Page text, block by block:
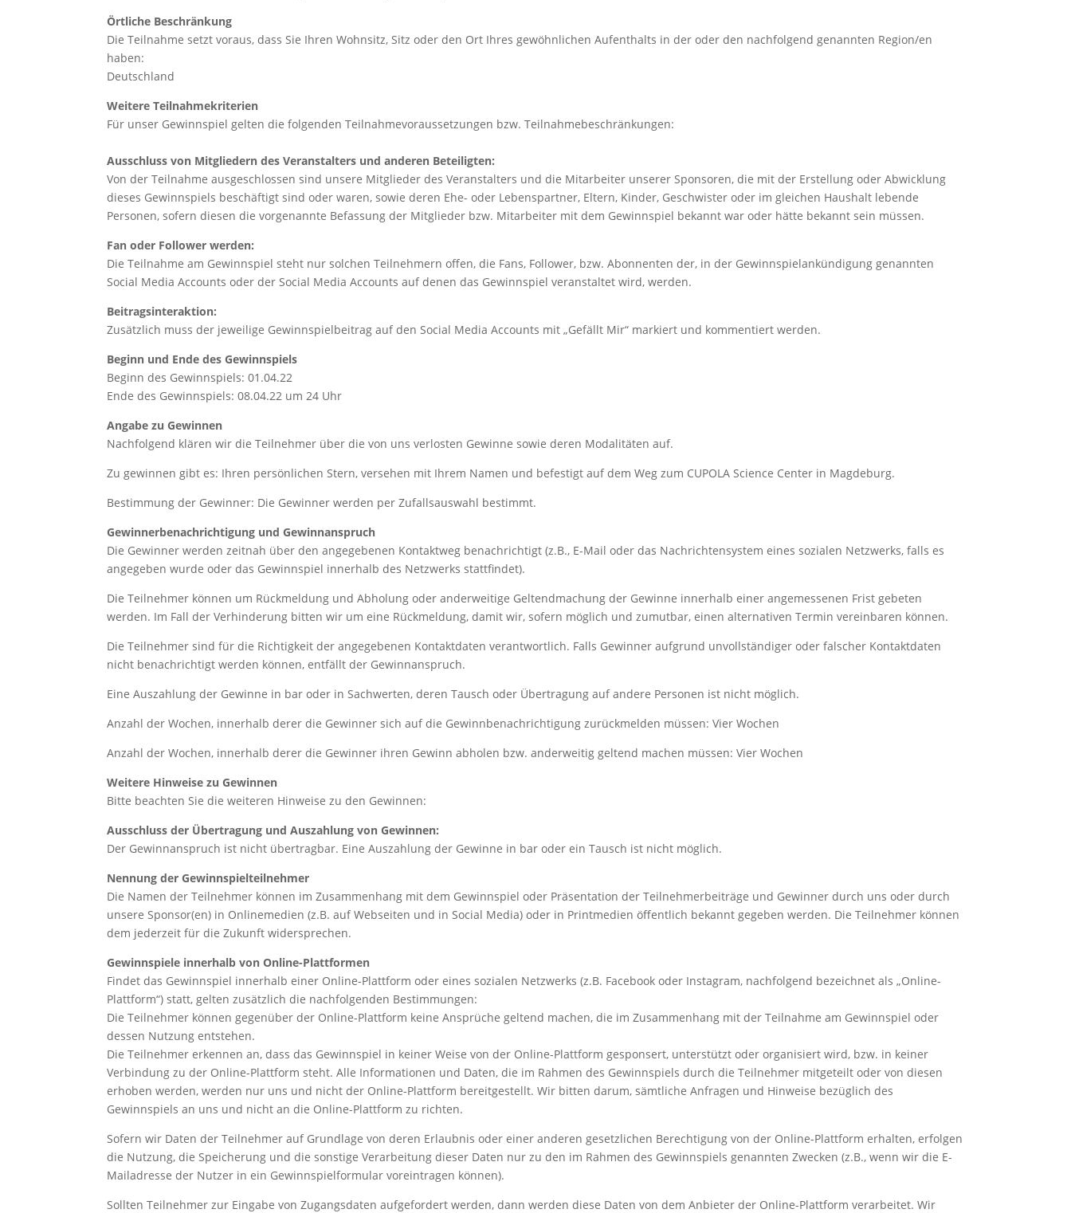
Örtliche Beschränkung
Die Teilnahme setzt voraus, dass Sie Ihren Wohnsitz, Sitz oder den Ort Ihres gewöhnlichen Aufenthalts in der oder den nachfolgend genannten Region/en
haben:
Deutschland
Weitere Teilnahmekriterien
Für unser Gewinnspiel gelten die folgenden Teilnahmevoraussetzungen bzw. Teilnahmebeschränkungen:
Ausschluss von Mitgliedern des Veranstalters und anderen Beteiligten:
Von der Teilnahme ausgeschlossen sind unsere Mitglieder des Veranstalters und die Mitarbeiter unserer Sponsoren, die mit der Erstellung oder Abwicklung
dieses Gewinnspiels beschäftigt sind oder waren, sowie deren Ehe- oder Lebenspartner, Eltern, Kinder, Geschwister oder im gleichen Haushalt lebende
Personen, sofern diesen die vorgenannte Befassung der Mitglieder bzw. Mitarbeiter mit dem Gewinnspiel bekannt war oder hätte bekannt sein müssen.
Fan oder Follower werden:
Die Teilnahme am Gewinnspiel steht nur solchen Teilnehmern offen, die Fans, Follower, bzw. Abonnenten der, in der Gewinnspielankündigung genannten
Social Media Accounts oder der Social Media Accounts auf denen das Gewinnspiel veranstaltet wird, werden.
Beitragsinteraktion:
Zusätzlich muss der jeweilige Gewinnspielbeitrag auf den Social Media Accounts mit „Gefällt Mir“ markiert und kommentiert werden.
Beginn und Ende des Gewinnspiels
Beginn des Gewinnspiels: 01.04.22
Ende des Gewinnspiels: 08.04.22 um 24 Uhr
Angabe zu Gewinnen
Nachfolgend klären wir die Teilnehmer über die von uns verlosten Gewinne sowie deren Modalitäten auf.
Zu gewinnen gibt es: Ihren persönlichen Stern, versehen mit Ihrem Namen und befestigt auf dem Weg zum CUPOLA Science Center in Magdeburg.
Bestimmung der Gewinner: Die Gewinner werden per Zufallsauswahl bestimmt.
Gewinnerbenachrichtigung und Gewinnanspruch
Die Gewinner werden zeitnah über den angegebenen Kontaktweg benachrichtigt (z.B., E-Mail oder das Nachrichtensystem eines sozialen Netzwerks, falls es
angegeben wurde oder das Gewinnspiel innerhalb des Netzwerks stattfindet).
Die Teilnehmer können um Rückmeldung und Abholung oder anderweitige Geltendmachung der Gewinne innerhalb einer angemessenen Frist gebeten
werden. Im Fall der Verhinderung bitten wir um eine Rückmeldung, damit wir, sofern möglich und zumutbar, einen alternativen Termin vereinbaren können.
Die Teilnehmer sind für die Richtigkeit der angegebenen Kontaktdaten verantwortlich. Falls Gewinner aufgrund unvollständiger oder falscher Kontaktdaten
nicht benachrichtigt werden können, entfällt der Gewinnanspruch.
Eine Auszahlung der Gewinne in bar oder in Sachwerten, deren Tausch oder Übertragung auf andere Personen ist nicht möglich.
Anzahl der Wochen, innerhalb derer die Gewinner sich auf die Gewinnbenachrichtigung zurückmelden müssen: Vier Wochen
Anzahl der Wochen, innerhalb derer die Gewinner ihren Gewinn abholen bzw. anderweitig geltend machen müssen: Vier Wochen
Weitere Hinweise zu Gewinnen
Bitte beachten Sie die weiteren Hinweise zu den Gewinnen:
Ausschluss der Übertragung und Auszahlung von Gewinnen:
Der Gewinnanspruch ist nicht übertragbar. Eine Auszahlung der Gewinne in bar oder ein Tausch ist nicht möglich.
Nennung der Gewinnspielteilnehmer
Die Namen der Teilnehmer können im Zusammenhang mit dem Gewinnspiel oder Präsentation der Teilnehmerbeiträge und Gewinner durch uns oder durch
unsere Sponsor(en) in Onlinemedien (z.B. auf Webseiten und in Social Media) oder in Printmedien öffentlich bekannt gegeben werden. Die Teilnehmer können
dem jederzeit für die Zukunft widersprechen.
Gewinnspiele innerhalb von Online-Plattformen
Findet das Gewinnspiel innerhalb einer Online-Plattform oder eines sozialen Netzwerks (z.B. Facebook oder Instagram, nachfolgend bezeichnet als „Online-
Plattform“) statt, gelten zusätzlich die nachfolgenden Bestimmungen:
Die Teilnehmer können gegenüber der Online-Plattform keine Ansprüche geltend machen, die im Zusammenhang mit der Teilnahme am Gewinnspiel oder
dessen Nutzung entstehen.
Die Teilnehmer erkennen an, dass das Gewinnspiel in keiner Weise von der Online-Plattform gesponsert, unterstützt oder organisiert wird, bzw. in keiner
Verbindung zu der Online-Plattform steht. Alle Informationen und Daten, die im Rahmen des Gewinnspiels durch die Teilnehmer mitgeteilt oder von diesen
erhoben werden, werden nur uns und nicht der Online-Plattform bereitgestellt. Wir bitten darum, sämtliche Anfragen und Hinweise bezüglich des
Gewinnspiels an uns und nicht an die Online-Plattform zu richten.
Sofern wir Daten der Teilnehmer auf Grundlage von deren Erlaubnis oder einer anderen gesetzlichen Berechtigung von der Online-Plattform erhalten, erfolgen
die Nutzung, die Speicherung und die sonstige Verarbeitung dieser Daten nur zu den im Rahmen des Gewinnspiels genannten Zwecken (z.B., wenn wir die E-
Mailadresse der Nutzer in ein Gewinnspielformular voreintragen können).
Sollten Teilnehmer zur Eingabe von Zugangsdaten aufgefordert werden, dann werden diese Daten von dem Anbieter der Online-Plattform verarbeitet. Wir